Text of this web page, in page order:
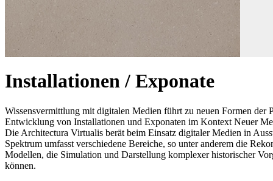
Installationen / Exponate
Wissensvermittlung mit digitalen Medien führt zu neuen Formen
Entwicklung von Installationen und Exponaten im Kontext Neuer
Die Architectura Virtualis berät beim Einsatz digitaler Medien in
Spektrum umfasst verschiedene Bereiche, so unter anderem die
Modellen, die Simulation und Darstellung komplexer historischer
können.